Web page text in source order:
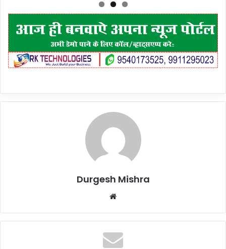
Durgesh Mishra
Website